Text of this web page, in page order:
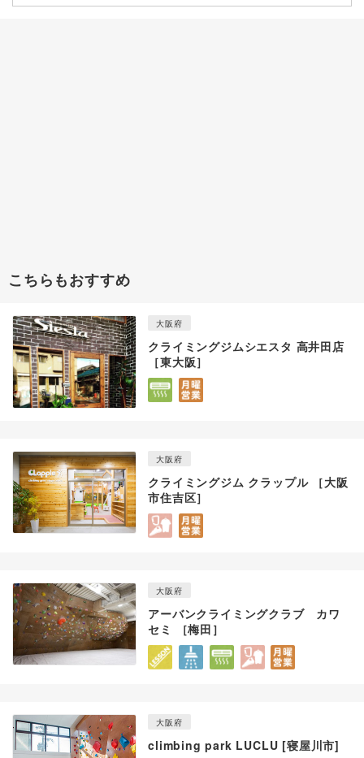
こちらもおすすめ
大阪府
クライミングジムシエスタ 高井田店
［東大阪］
大阪府
クライミングジム クラップル ［大阪
市住吉区］
大阪府
アーバンクライミングクラブ カワ
セミ ［梅田］
大阪府
climbing park LUCLU [寝屋川市]